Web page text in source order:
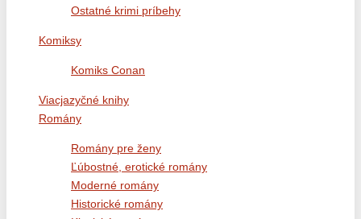
Ostatné krimi príbehy
Komiksy
Komiks Conan
Viacjazyčné knihy
Romány
Romány pre ženy
Ľúbostné, erotické romány
Moderné romány
Historické romány